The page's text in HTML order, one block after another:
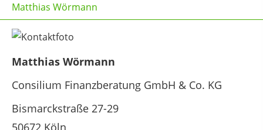
Matthias Wörmann
Matthias Wörmann
Consilium Finanzberatung GmbH & Co. KG
Bismarckstraße 27-29